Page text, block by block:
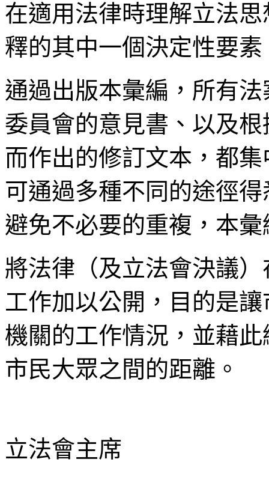
在適用法律時理解立法
釋的其中一個決定性要素
通過出版本彙編，所有
委員會的意見書、以及
而作出的修訂文本，都
可通過多種不同的途徑
避免不必要的重複，本
將法律（及立法會決議
工作加以公開，目的是
機關的工作情況，並藉
市民大眾之間的距離。
立法會主席